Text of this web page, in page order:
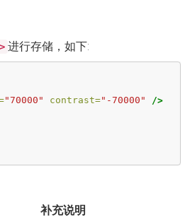
进行存储，如下:
"70000" contrast="-70000"
/>
补充说明